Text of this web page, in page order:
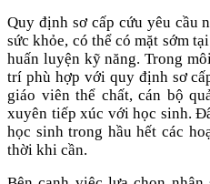
Quy định sơ cấp cứu yêu cầu
sức khỏe, có thể có mặt sớm
huấn luyện kỹ năng. Trong
trí phù hợp với quy định sơ
giáo viên thể chất, cán bộ
xuyên tiếp xúc với học sinh.
học sinh trong hầu hết các
thời khi cần.